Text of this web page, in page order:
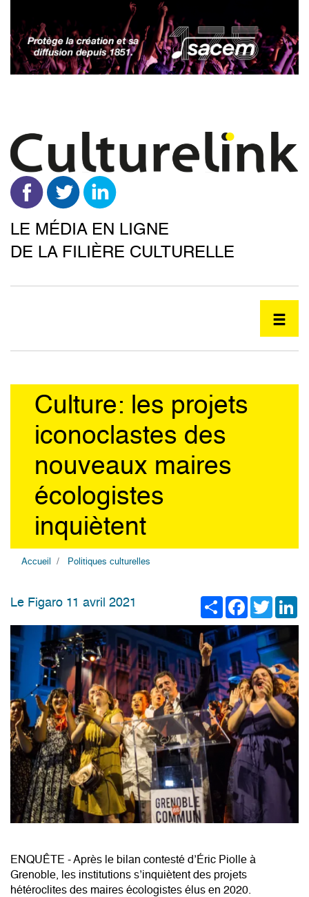
contenu
principal
LE MÉDIA EN LIGNE
DE LA FILIÈRE CULTURELLE
Culture: les projets
iconoclastes des
nouveaux maires
écologistes
inquiètent
Accueil Politiques culturelles
ShareFacebook
Twitter
Le Figaro 11 avril 2021
ENQUÊTE - Après le bilan contesté d’Éric Piolle à
Grenoble, les institutions s’inquiètent des projets
hétéroclites des maires écologistes élus en 2020.